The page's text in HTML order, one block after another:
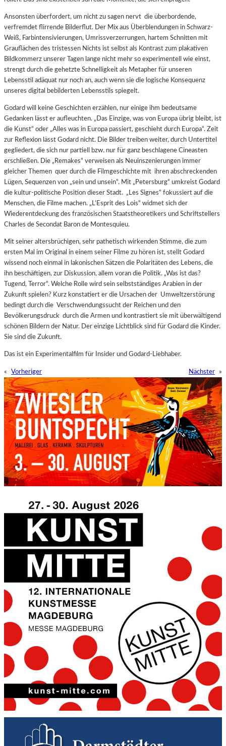
Ansonsten überfordert, um nicht zu sagen nervt die überbordende,
verfremdet flirrende Bilderflut. Der Mix aus Überblendungen in Schwarz-
Weiß, Farbintensivierungen, Umrissverzerrungen, hartem Schnitten mit
Grauflächen des tristessen Nichts ist selbst als Kontrast zum plakativen
Bildkommerz unserer Tagen lange nicht mehr so experimentell wie einst,
strengt durch die gehetzte Schnelligkeit als Metapher für unseren
Lebensstil adäquat nur noch an, auch wenn sie die logische Konsequenz
unseres digital bebilderten Lebensstils spiegelt.
Godard will keine Geschichten erzählen, nur einige ihm bedeutsame
Gedanken lässt er aufleuchten. „Das Einzige, was von Europa übrig bleibt, ist
die Kunst“ oder „Alles was in Europa passiert, geschieht durch Europa“. Zeit
zur Reflexion lässt Godard nicht. Die Bilder treiben weiter, durch Untertitel
gegliedert, die sich nur partiell bzw. nur für ganz beschlagene Cineasten
erschließen. Die „Remakes“ verweisen als Neuinszenierungen immer
gleicher Themen quer durch die Filmgeschichte mit ihren abschreckenden
Lügen, Sequenzen von „sein und unsein“. Mit „Petersburg“ umkreist Godard
die kultur-politische Position dieser Stadt. „Les Signes“ fokussiert auf die
Menschen, die Filme machen. „L’Esprit des Lois“ widmet sich der
Wiederentdeckung des französischen Staatstheoretikers und Schriftstellers
Charles de Secondat Baron de Montesquieu.
Mit seiner altersbrüchigen, sehr pathetisch wirkenden Stimme, die zum
ersten Mal im Original in einem seiner Filme zu hören ist, stellt Godard
wissend noch einmal in lakonischen Sätzen die Polaritäten des Lebens, die
ihn beschäftigen, zur Diskussion, allem voran die Politik. „Was ist das?
Tugend, Terror“. Welche Rolle wird sein selbstständiges Arabien in der
Zukunft spielen? Kurz konstatiert er die Ursachen der Umweltzerstörung
bedingt durch die Verschwendungssucht der Reichen und den
Bevölkerungsdruck durch die Armen und kontrastiert sie mit überwältigend
schönen Bildern der Natur. Der einzige Lichtblick sind für Godard die Kinder.
Sie sind die Zukunft.
Das ist ein Experimentalfilm für Insider und Godard-Liebhaber.
« Vorheriger Nächster »